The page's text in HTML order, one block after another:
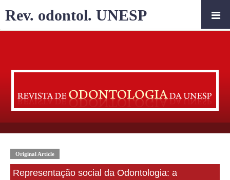
Original Article
Representação social da Odontologia: a
Rev. odontol. UNESP